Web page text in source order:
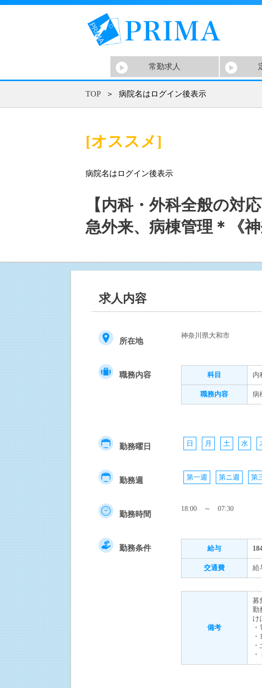
常勤求人
TOP ＞ 病院名はログイン後表示
[オススメ]
病院名はログイン後表示
【内科・外科全般の対
急外来、病棟管理＊《神
求人内容
所在地
神奈川県大和市
職務内容 科目 内
職務内容 病
勤務曜日 日 月 土 水
勤務週 第一週 第ニ週 第
勤務時間
18:00 ～ 07:30
勤務条件 給与
交通費 給
備考
募
勤
け